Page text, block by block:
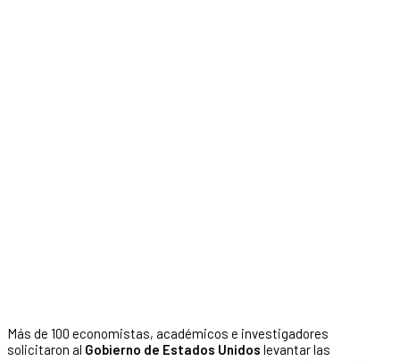
Más de 100 economistas, académicos e investigadores
solicitaron al Gobierno de Estados Unidos levantar las